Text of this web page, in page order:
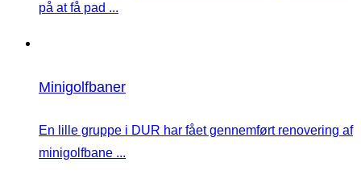
på at få pad ...
Minigolfbaner
En lille gruppe i DUR har fået gennemført renovering af
minigolfbane ...